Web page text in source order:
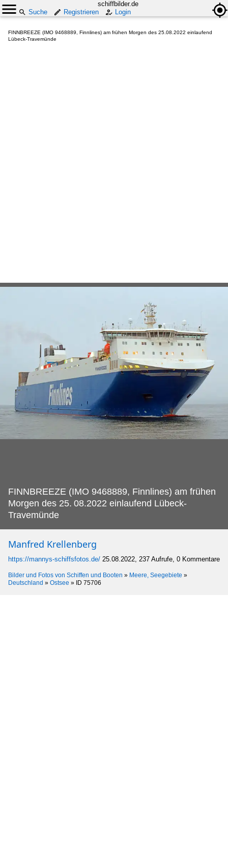
schiffbilder.de
Suche
Registrieren Login
FINNBREEZE (IMO 9468889, Finnlines) am frühen Morgen des 25.08.2022 einlaufend
Lübeck-Travemünde
FINNBREEZE (IMO 9468889, Finnlines) am frühen
Morgen des 25. 08.2022 einlaufend Lübeck-
Travemünde
Manfred Krellenberg
https://mannys-schiffsfotos.de/ 25.08.2022, 237 Aufrufe, 0 Kommentare
Bilder und Fotos von Schiffen und Booten » Meere, Seegebiete »
Deutschland » Ostsee » ID 75706